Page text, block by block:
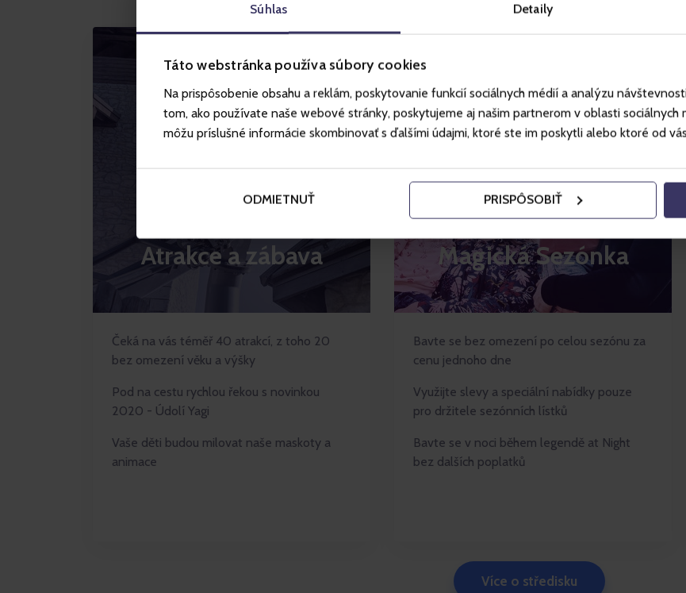
Súhlas Detaily
Táto webstránka používa súbory cookies
Na prispôsobenie obsahu a reklám, poskytovanie funkcií sociálnych médií a analýzu
tom, ako používate naše webové stránky, poskytujeme aj našim partnerom v oblasti
môžu príslušné informácie skombinovať s ďalšími údajmi, ktoré ste im poskytli alebo ktoré od
ODMIETNUŤ PRISPÔSOBIŤ
Atrakce a zábava
Čeká na vás téměř 40 atrakcí, z toho 20
bez omezení věku a výšky
Pod na cestu rychlou řekou s novinkou
2020 - Údolí Yagi
Vaše děti budou milovat naše maskoty a
animace
Magická Sezónka
Bavte se bez omezení po celou sezónu za
cenu jednoho dne
Využijte slevy a speciální nabídky pouze
pro držitele sezónních lístků
Bavte se v noci během legendě at Night
bez dalších poplatků
Více o středisku